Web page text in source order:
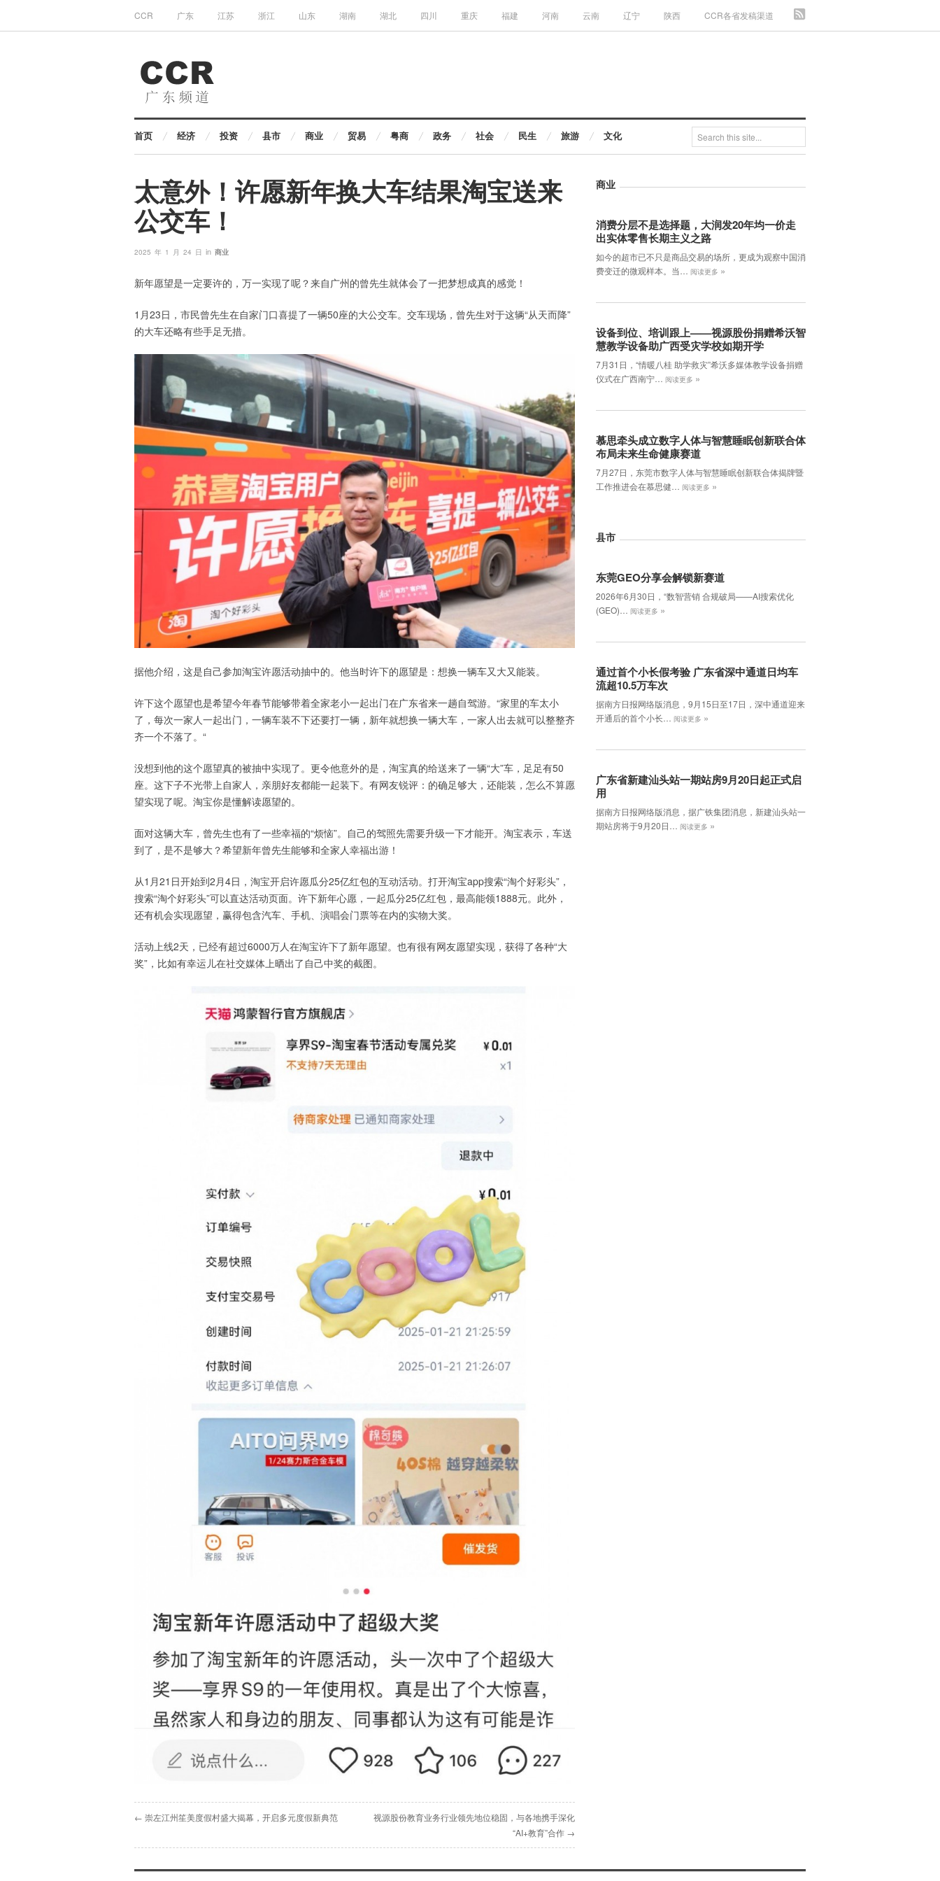
CCR 广东 江苏 浙江 山东 湖南 湖北 四川 重庆 福建 河南 云南 辽宁 陕西 CCR各省发稿渠道
首页 经济 投资 县市 商业 贸易 粤商 政务 社会 民生 旅游 文化
太意外！许愿新年换大车结果淘宝送来
公交车！
2025 年 1 月 24 日 in 商业
新年愿望是一定要许的，万一实现了呢？来自广州的曾先生就体会了一把梦想成真的感觉！
1月23日，市民曾先生在自家门口喜提了一辆50座的大公交车。交车现场，曾先生对于这辆“从天而降”
的大车还略有些手足无措。
据他介绍，这是自己参加淘宝许愿活动抽中的。他当时许下的愿望是：想换一辆车又大又能装。
许下这个愿望也是希望今年春节能够带着全家老小一起出门在广东省来一趟自驾游。“家里的车太小
了，每次一家人一起出门，一辆车装不下还要打一辆，新年就想换一辆大车，一家人出去就可以整整齐
齐一个不落了。“
没想到他的这个愿望真的被抽中实现了。更令他意外的是，淘宝真的给送来了一辆“大”车，足足有50
座。这下子不光带上自家人，亲朋好友都能一起装下。有网友锐评：的确足够大，还能装，怎么不算愿
望实现了呢。淘宝你是懂解读愿望的。
面对这辆大车，曾先生也有了一些幸福的“烦恼”。自己的驾照先需要升级一下才能开。淘宝表示，车送
到了，是不是够大？希望新年曾先生能够和全家人幸福出游！
从1月21日开始到2月4日，淘宝开启许愿瓜分25亿红包的互动活动。打开淘宝app搜索“淘个好彩头”，
搜索“淘个好彩头”可以直达活动页面。许下新年心愿，一起瓜分25亿红包，最高能领1888元。此外，
还有机会实现愿望，赢得包含汽车、手机、演唱会门票等在内的实物大奖。
活动上线2天，已经有超过6000万人在淘宝许下了新年愿望。也有很有网友愿望实现，获得了各种“大
奖”，比如有幸运儿在社交媒体上晒出了自己中奖的截图。
← 崇左江州笙美度假村盛大揭幕，开启多元度假新典范
视源股份教育业务行业领先地位稳固，与各地携手深化
“AI+教育”合作 →
商业
消费分层不是选择题，大润发20年均一价走
出实体零售长期主义之路
如今的超市已不只是商品交易的场所，更成为观察中国消
费变迁的微观样本。当…
阅读更多 »
设备到位、培训跟上——视源股份捐赠希沃智
慧教学设备助广西受灾学校如期开学
7月31日，“情暖八桂 助学救灾”希沃多媒体教学设备捐赠
仪式在广西南宁…
阅读更多 »
慕思牵头成立数字人体与智慧睡眠创新联合体
布局未来生命健康赛道
7月27日，东莞市数字人体与智慧睡眠创新联合体揭牌暨
工作推进会在慕思健…
阅读更多 »
县市
东莞GEO分享会解锁新赛道
2026年6月30日，‌“数智营销 合规破局——AI搜索优化
(GEO)…
阅读更多 »
通过首个小长假考验 广东省深中通道日均车
流超10.5万车次
据南方日报网络版消息，9月15日至17日，深中通道迎来
开通后的首个小长…
阅读更多 »
广东省新建汕头站一期站房9月20日起正式启
用
据南方日报网络版消息，据广铁集团消息，新建汕头站一
期站房将于9月20日…
阅读更多 »